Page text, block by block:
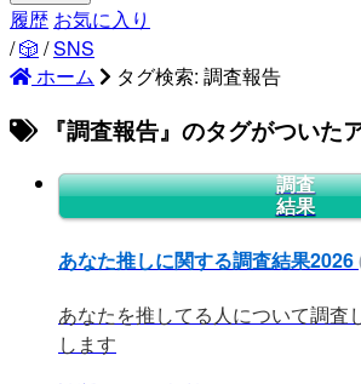
履歴 お気に入り
/🎲 /SNS
ホーム
タグ検索: 調査報告
『調査報告』のタグがついた
調査
結果
あなた推しに関する調査結果2026
あなたを推してる人について調査
します